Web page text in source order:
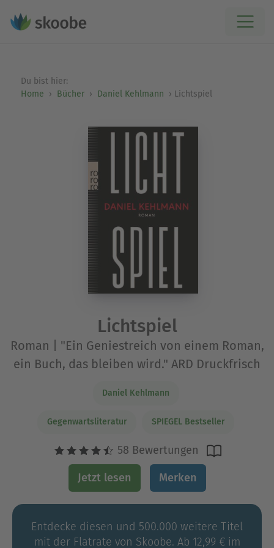
Du bist hier:
Home
Bücher Daniel Kehlmann Lichtspiel
Lichtspiel
Roman | "Ein Geniestreich von einem Roman,
ein Buch, das bleiben wird." ARD Druckfrisch
Daniel Kehlmann
Gegenwartsliteratur SPIEGEL Bestseller
58 Bewertungen
Jetzt lesen Merken
Entdecke diesen und 500.000 weitere Titel
mit der Flatrate von Skoobe. Ab 12,99 € im